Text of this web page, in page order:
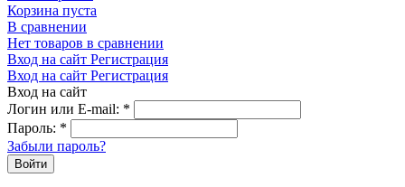
Корзина пуста
В сравнении
Нет товаров в сравнении
Вход на сайт Регистрация
Вход на сайт Регистрация
Вход на сайт
Логин или E-mail: *
Пароль: *
Забыли пароль?
Войти